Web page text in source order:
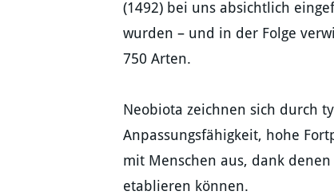
(1492) bei uns absichtlich
wurden – und in der Folge
750 Arten.
Neobiota zeichnen sich durch
Anpassungsfähigkeit, hohe
mit Menschen aus, dank
etablieren können.